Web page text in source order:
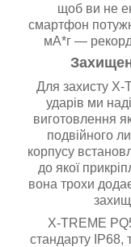
щоб ви не
смартфон
мА*г —
Для захисту X-
ударів ми
виготовлення
подвійного
корпусу
до якої
вона трохи
X-TREME
стандарту IP68,